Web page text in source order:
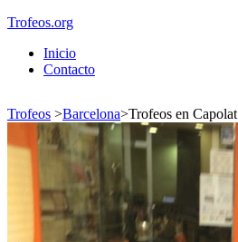
Trofeos.org
Inicio
Contacto
Trofeos >Barcelona>Trofeos en Capolat